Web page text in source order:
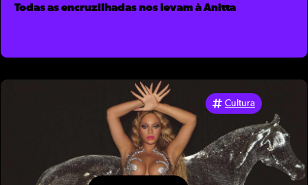
Todas as encruzilhadas nos levam à Anitta
Cultura